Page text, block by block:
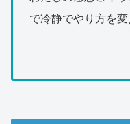
で冷静でやり方を